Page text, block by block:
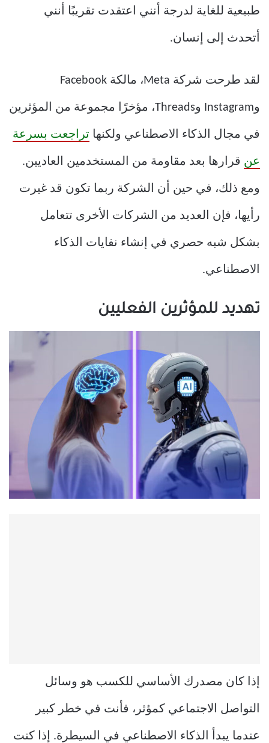
طبيعية للغاية لدرجة أنني اعتقدت تقريبًا أنني
أتحدث إلى إنسان.
لقد طرحت شركة Meta، مالكة Facebook
وInstagram وThreads، مؤخرًا مجموعة من المؤثرين
في مجال الذكاء الاصطناعي ولكنها تراجعت بسرعة
عن قرارها بعد مقاومة من المستخدمين العاديين.
ومع ذلك، في حين أن الشركة ربما تكون قد غيرت
رأيها، فإن العديد من الشركات الأخرى تتعامل
بشكل شبه حصري في إنشاء نفايات الذكاء
الاصطناعي.
تهديد للمؤثرين الفعليين
إذا كان مصدرك الأساسي للكسب هو وسائل
التواصل الاجتماعي كمؤثر، فأنت في خطر كبير
عندما يبدأ الذكاء الاصطناعي في السيطرة. إذا كنت